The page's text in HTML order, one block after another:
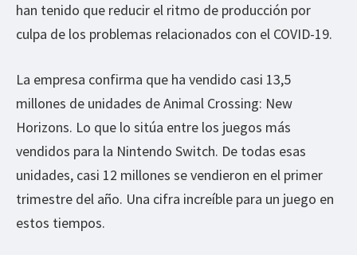
han tenido que reducir el ritmo de producción por
culpa de los problemas relacionados con el COVID-19.
La empresa confirma que ha vendido casi 13,5
millones de unidades de Animal Crossing: New
Horizons. Lo que lo sitúa entre los juegos más
vendidos para la Nintendo Switch. De todas esas
unidades, casi 12 millones se vendieron en el primer
trimestre del año. Una cifra increíble para un juego en
estos tiempos.